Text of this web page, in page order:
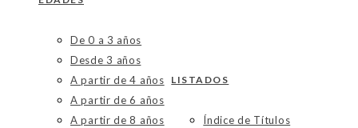
De 0 a 3 años
Desde 3 años
A partir de 4 años
A partir de 6 años
A partir de 8 años
LISTADOS
Índice de Títulos